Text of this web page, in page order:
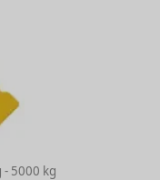
- 5000 kg